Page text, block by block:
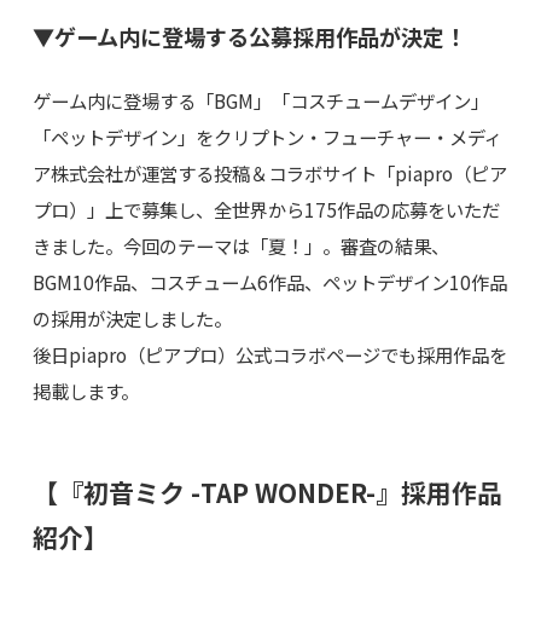
▼ゲーム内に登場する公募採用作品が決定！
ゲーム内に登場する「BGM」「コスチュームデザイン」
「ペットデザイン」をクリプトン・フューチャー・メディ
ア株式会社が運営する投稿＆コラボサイト「piapro（ピア
プロ）」上で募集し、全世界から175作品の応募をいただ
きました。今回のテーマは「夏！」。審査の結果、
BGM10作品、コスチューム6作品、ペットデザイン10作品
の採用が決定しました。
後日piapro（ピアプロ）公式コラボページでも採用作品を
掲載します。
【『初音ミク -TAP WONDER-』採用作品
紹介】